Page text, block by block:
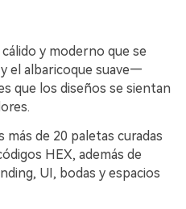
y moderno que se
el albaricoque suave—
que los diseños se sientan
de 20 paletas curadas
HEX, además de
UI, bodas y espacios